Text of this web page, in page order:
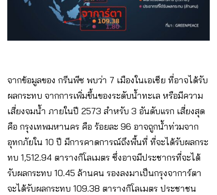
จากข้อมูลของ กรีนพีซ พบว่า 7 เมืองในเอเชีย ที่อาจได้รับ
ผลกระทบ จากการเพิ่มขึ้นของระดับน้ำทะเล หรือมีความ
เสี่ยงจมน้ำ ภายในปี 2573 สำหรับ 3 อันดับแรก เสี่ยงสุด
คือ กรุงเทพมหานคร คือ ร้อยละ 96 อาจถูกน้ำท่วมจาก
อุทกภัยใน 10 ปี มีการคาดการณ์ถึงพื้นที่ ที่จะได้รับผลกระ
ทบ 1,512.94 ตารางกิโลเมตร ซึ่งอาจมีประชากรที่จะได้
รับผลกระทบ 10.45 ล้านคน รองลงมาเป็นกรุงจาการ์ตา
จะได้รับผลกระทบ 109.38 ตารางกิโลเมตร ประชาชน